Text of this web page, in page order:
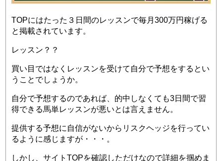
TOPにはたった３日間のレッスンで毎月300万円稼げる
と掲載されています。
レッスン？？
買い目ではなくレッスンを受けて自分で予想をするとい
うことでしょうか。
自分で予想するのであれば、的中しなくても3日間で習
得できる馬単レッスンが悪いとは言えません。
提供する予想に自信がないからリスクヘッジを行ってい
るように感じますが・・・。
しかし、サイトTOPを確認しただけなので詳細を掴めま